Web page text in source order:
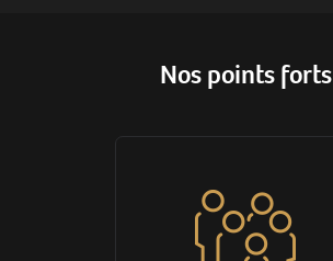
Nos points forts